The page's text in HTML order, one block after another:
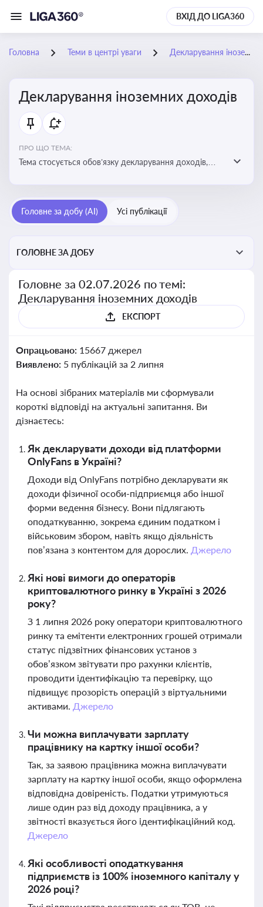
ВХІД ДО LIGA360
Головна Теми в центрі уваги Декларування іноземних доходів
Декларування іноземних доходів
ПРО ЩО ТЕМА:
Тема стосується обов’язку декларування доходів,
уникнення подвійного оподаткування
Головне за добу (AI) Усі публікації
ГОЛОВНЕ ЗА ДОБУ
Головне за 02.07.2026 по темі:
Декларування іноземних доходів
ЕКСПОРТ
Опрацьовано: 15667 джерел
Виявлено: 5 публікацій за 2 липня
На основі зібраних матеріалів ми сформували
короткі відповіді на актуальні запитання. Ви
дізнаєтесь:
Як декларувати доходи від платформи
OnlyFans в Україні?
Доходи від OnlyFans потрібно декларувати як
доходи фізичної особи-підприємця або іншої
форми ведення бізнесу. Вони підлягають
оподаткуванню, зокрема єдиним податком і
військовим збором, навіть якщо діяльність
пов’язана з контентом для дорослих. Джерело
Які нові вимоги до операторів
криптовалютного ринку в Україні з 2026
року?
З 1 липня 2026 року оператори криптовалютного
ринку та емітенти електронних грошей отримали
статус підзвітних фінансових установ з
обов’язком звітувати про рахунки клієнтів,
проводити ідентифікацію та перевірку, що
підвищує прозорість операцій з віртуальними
активами. Джерело
Чи можна виплачувати зарплату
працівнику на картку іншої особи?
Так, за заявою працівника можна виплачувати
зарплату на картку іншої особи, якщо оформлена
відповідна довіреність. Податки утримуються
лише один раз від доходу працівника, а у
звітності вказується його ідентифікаційний код.
Джерело
Які особливості оподаткування
підприємств із 100% іноземного капіталу у
2026 році?